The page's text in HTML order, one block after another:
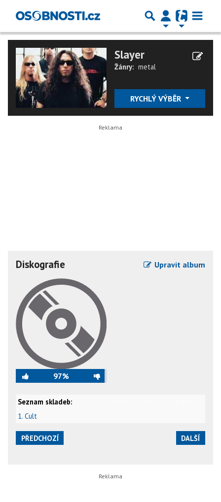
Slayer
Žánry: metal
RYCHLÝ VÝBĚR
Diskografie Upravit album
97%
Seznam skladeb:
1. Cult
PŘEDCHOZÍ DALŠÍ